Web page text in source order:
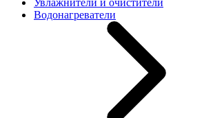
Увлажнители и очистители
Водонагреватели